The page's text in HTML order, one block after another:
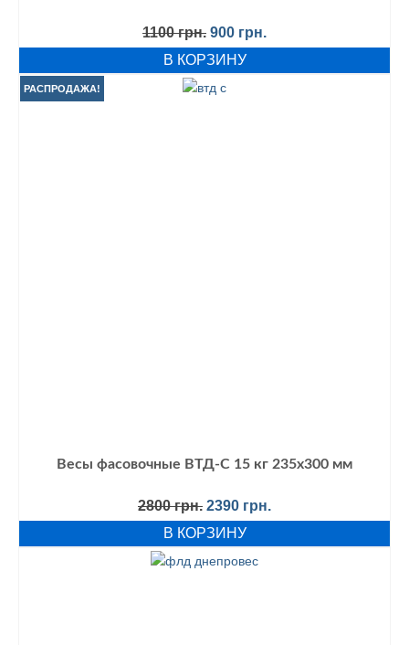
1100грн. Первоначальная
цена
составляла
1100 грн..
900 грн.Текущая
цена:
В КОРЗИНУ
РАСПРОДАЖА!
Весы фасовочные ВТД-С 15 кг 235х300 мм
2800грн. Первоначальная
цена
составляла
2800 грн..
2390 грн.Текущая
цена:
В КОРЗИНУ